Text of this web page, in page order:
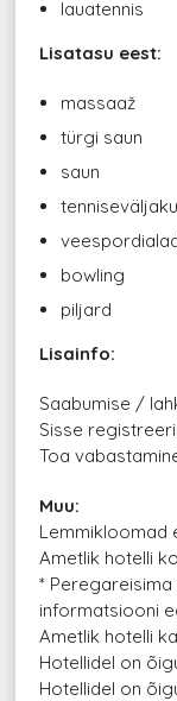
lauatennis
Lisatasu eest:
massaaž
türgi saun
saun
bowling
piljard
Lisainfo:
Saabumise /
Sisse
Toa
Muu:
Lemmikloomad
Ametlik hotelli
*
informatsiooni
Ametlik hotelli
Hotellidel on
Hotellidel on